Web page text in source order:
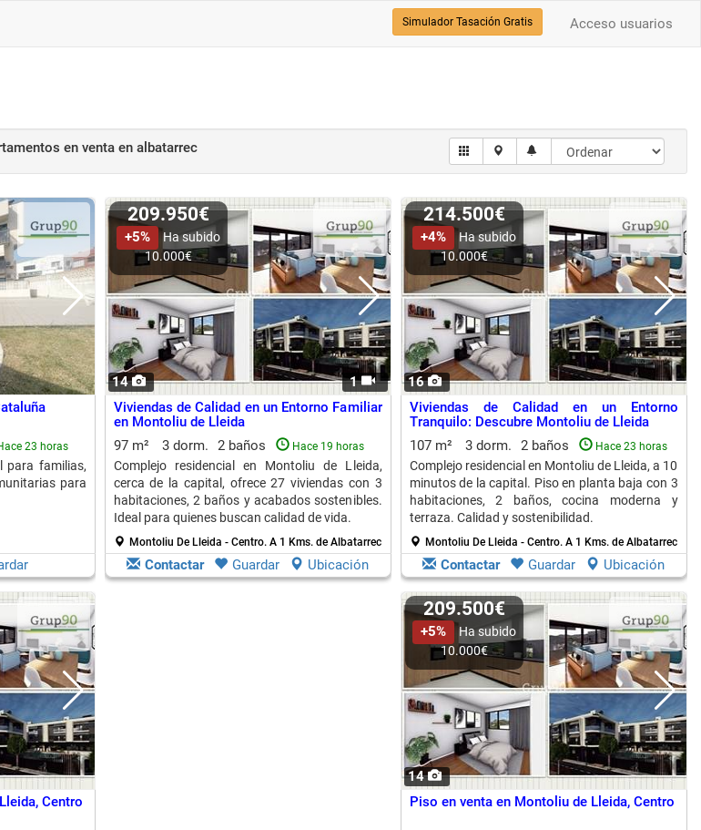
Acceso usuarios
Simulador Tasación Gratis
en venta en albatarrec
23 horas
para familias,
para
14 1
209.950€
+5%
Ha subido
10.000€
Viviendas de Calidad en un Entorno Familiar
en Montoliu de Lleida
97 m²
3 dorm. 2 baños Hace 19 horas
Complejo residencial en Montoliu de Lleida,
cerca de la capital, ofrece 27 viviendas con 3
habitaciones, 2 baños y acabados sostenibles.
Ideal para quienes buscan calidad de vida.
Montoliu De Lleida - Centro. A 1 Kms. de Albatarrec
Contactar Guardar Ubicación
16
214.500€
+4%
Ha subido
10.000€
Viviendas de Calidad en un Entorno
Tranquilo: Descubre Montoliu de Lleida
107 m²
3 dorm. 2 baños Hace 23 horas
Complejo residencial en Montoliu de Lleida, a 10
minutos de la capital. Piso en planta baja con 3
habitaciones, 2 baños, cocina moderna y
terraza. Calidad y sostenibilidad.
Montoliu De Lleida - Centro. A 1 Kms. de Albatarrec
Contactar Guardar Ubicación
Centro
14
209.500€
+5%
Ha subido
10.000€
Piso en venta en Montoliu de Lleida, Centro